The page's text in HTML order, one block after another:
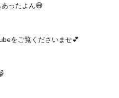
ったよん😅
をご覧くださいませ💕